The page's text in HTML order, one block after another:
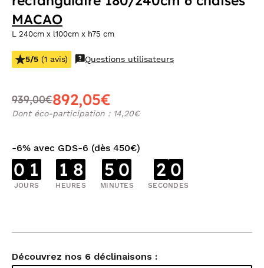
MACAO
L 240cm x l100cm x h75 cm
5/5 (1 avis) Questions utilisateurs
939,00€892,05€
Dont éco-participation : 14,20€
-6% avec GDS-6 (dès 450€)
0 1
JOURS
1 8
HEURES
5 0
MINUTES
2 0
SECONDES
Découvrez nos 6 déclinaisons :